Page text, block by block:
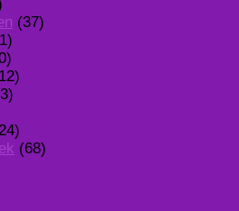
(37)
(68)